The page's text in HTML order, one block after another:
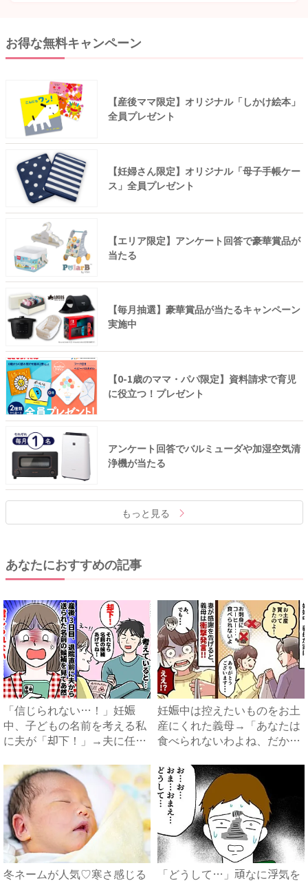
お得な無料キャンペーン
【産後ママ限定】オリジナル「しかけ絵本」
全員プレゼント
【妊婦さん限定】オリジナル「母子手帳ケー
ス」全員プレゼント
【エリア限定】アンケート回答で豪華賞品が
当たる
【毎月抽選】豪華賞品が当たるキャンペーン
実施中
【0-1歳のママ・パパ限定】資料請求で育児
に役立つ！プレゼント
アンケート回答でバルミューダや加湿空気清
浄機が当たる
もっと見る
あなたにおすすめの記事
「信じられない…！」妊娠
中、子どもの名前を考える私
に夫が「却下！」→夫に任せ
妊娠中は控えたいものをお土
産にくれた義母→「あなたは
食べられないわよね、だか
冬ネームが人気♡寒さ感じる
「どうして…」頑なに浮気を